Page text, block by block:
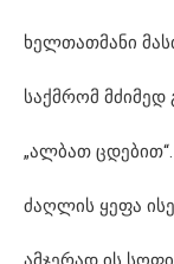
ხელთათმანი
საქმრომ მძიმედ
„ალბათ ცდებით“.
ძაღლის ყეფა